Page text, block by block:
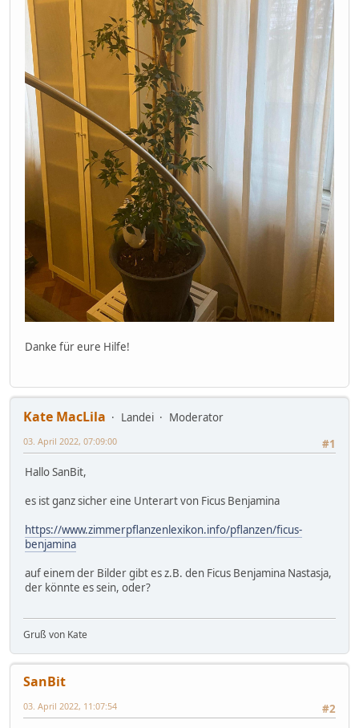
Danke für eure Hilfe!
Kate MacLila Landei
Moderator
#1
03. April 2022, 07:09:00
Hallo SanBit,
es ist ganz sicher eine Unterart von Ficus Benjamina
https://www.zimmerpflanzenlexikon.info/pflanzen/ficus-
benjamina
auf einem der Bilder gibt es z.B. den Ficus Benjamina Nastasja,
der könnte es sein, oder?
Gruß von Kate
SanBit
#2
03. April 2022, 11:07:54